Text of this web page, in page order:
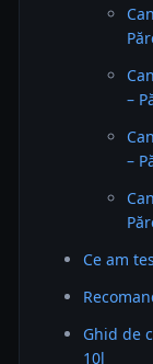
–
–
Ce am
Ghid de
10l